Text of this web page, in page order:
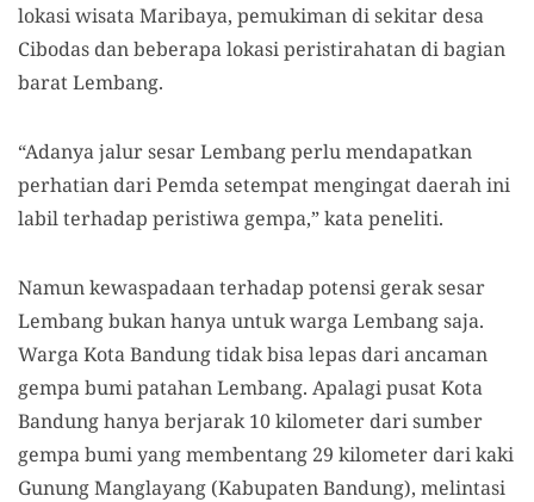
lokasi wisata Maribaya, pemukiman di sekitar desa
Cibodas dan beberapa lokasi peristirahatan di bagian
barat Lembang.
“Adanya jalur sesar Lembang perlu mendapatkan
perhatian dari Pemda setempat mengingat daerah ini
labil terhadap peristiwa gempa,” kata peneliti.
Namun kewaspadaan terhadap potensi gerak sesar
Lembang bukan hanya untuk warga Lembang saja.
Warga Kota Bandung tidak bisa lepas dari ancaman
gempa bumi patahan Lembang. Apalagi pusat Kota
Bandung hanya berjarak 10 kilometer dari sumber
gempa bumi yang membentang 29 kilometer dari kaki
Gunung Manglayang (Kabupaten Bandung), melintasi